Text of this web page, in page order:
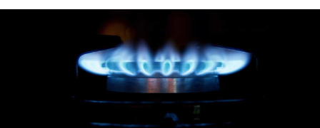
VIGNETO
ALLEVAMENTI
BIODIVERSITÀ